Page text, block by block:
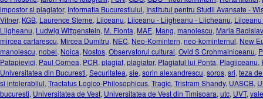
impostor si plagiator, Informatia Bucurestiului, Institutul pentru Studii Avansate -
Vitner, KGB, Laurence Sterne, Liiceanu, Liiceanu - Liigheanu - Liicheanu,
Liigheanu, Ludwig Wittgenstein, M. Flonta, MAE, Mang, manolescu, Maria
mircea cartarescu, Mircea Dumitru, NEC, Neo-Komintern, neo-kominternul, New
manolescu, nobel, Noica, Nostos, Observatorul cultural, Ovid S Crohmalniceanu,
Patapievici, Paul Cornea, PCR, plagiat, plagiator, Plagiatul lui Ponta, Plagiiceanu,
Universitatea din Bucuresti, Securitatea, sie, sorin alexandrescu, soros, sri, teza
si intolerabilul, Tractatus Logico-Philosophicus, Tragic, Tristram Shandy, UASCB,
bucuresti, Universitatea de Vest, Universitatea de Vest din Timisoara, utc, UVT,